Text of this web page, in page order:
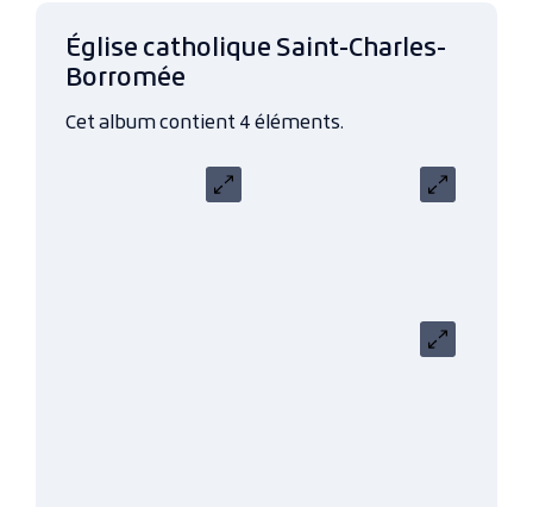
Église catholique Saint-Charles-
Borromée
Cet album contient 4 éléments.
Carrousel
Carrousel
Carrousel